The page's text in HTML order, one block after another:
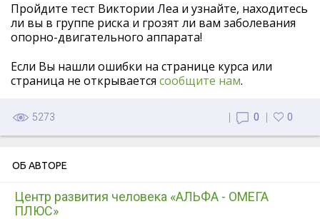
Пройдите тест Виктории Леа и узнайте, находитесь
ли вы в группе риска и грозят ли вам заболевания
опорно-двигательного аппарата!
Если Вы нашли ошибки на странице курса или
страница не открывается сообщите нам.
5273 0 0
ОБ АВТОРЕ
Центр развития человека «АЛЬФА - ОМЕГА
ПЛЮС»